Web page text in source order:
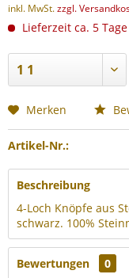
inkl. MwSt.zzgl.
Lieferzeit ca. 5 Tage
Merken
Artikel-Nr.:
Beschreibung
4-Loch Knöpfe aus
schwarz. 100%
Bewertungen
0